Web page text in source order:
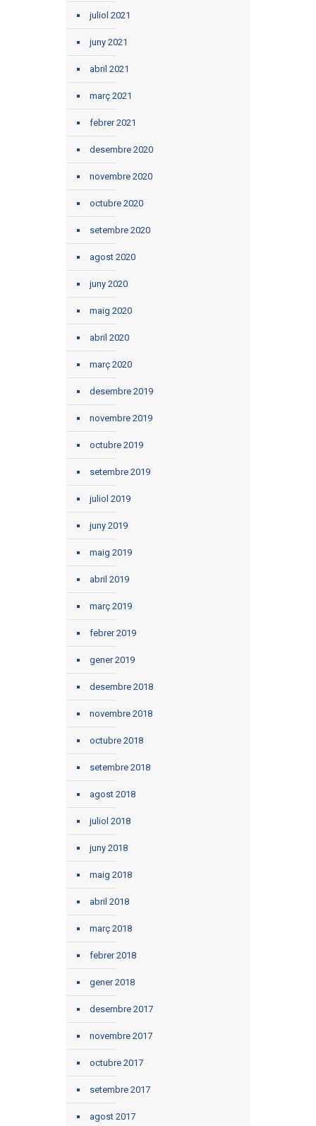
juliol 2021
juny 2021
abril 2021
març 2021
febrer 2021
desembre 2020
novembre 2020
octubre 2020
setembre 2020
agost 2020
juny 2020
maig 2020
abril 2020
març 2020
desembre 2019
novembre 2019
octubre 2019
setembre 2019
juliol 2019
juny 2019
maig 2019
abril 2019
març 2019
febrer 2019
gener 2019
desembre 2018
novembre 2018
octubre 2018
setembre 2018
agost 2018
juliol 2018
juny 2018
maig 2018
abril 2018
març 2018
febrer 2018
gener 2018
desembre 2017
novembre 2017
octubre 2017
setembre 2017
agost 2017